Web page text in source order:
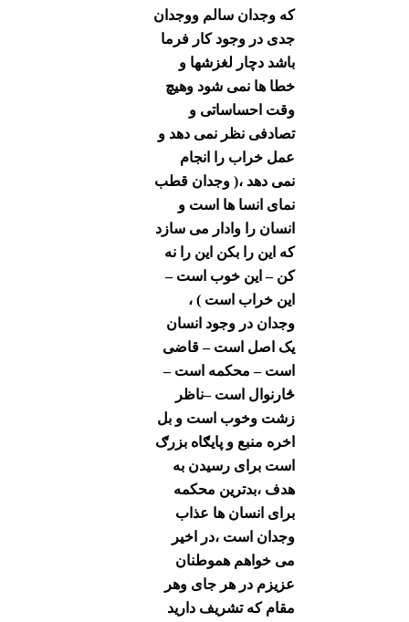
که وجدان سالم ووجدان
جدی در وجود کار فرما
باشد دچار لغزشها و
خطا ها نمی شود وهیچ
وقت احساساتی و
تصادفی نظر نمی دهد و
عمل خراب را انجام
نمی دهد ،( وجدان قطب
نمای انسا ها است و
انسان را وادار می سازد
که این را بکن این را نه
کن – این خوب است –
این خراب است ) ،
وجدان در وجود انسان
یک اصل است – قاضی
است – محکمه است –
څارنوال است –ناظر
زشت وخوب است و بل
اخره منبع و پایګاه بزرګ
است برای رسیدن به
هدف ،بدترین محکمه
برای انسان ها عذاب
وجدان است ،در اخیر
می خواهم هموطنان
عزیزم در هر جای وهر
مقام که تشریف دارید